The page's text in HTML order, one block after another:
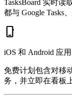
TasksBoard 实时读
都与 Google Tasks
phone_iphone
iOS 和 Android 应用
免费计划包含对移
务，并立即在看板